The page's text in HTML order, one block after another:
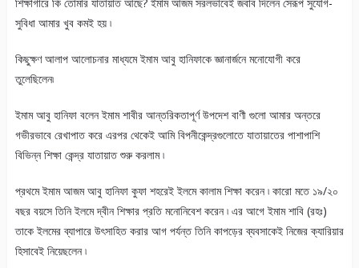
সুবিধা আমার খুব কমই হয় ৷
কিছুক্ষণ আলাপ আলোচনার মাধ্যমে ইমাম আবু হানিফাকে জ্ঞানার্জনে মনোযোগী করে
তুলেছিলেন৷
ইমাম আবু হানিফা বলেন ইমাম শাবীর আন্তরিকতাপূর্ণ উপদেশ বাণী গুলো আমার অন্তরে
গভীরভাবে রেখাপাত করে এরপর থেকেই আমি বিপনীকেন্দ্রগুলোতে যাতায়াতের পাশাপাশি
বিভিন্ন শিক্ষা কেন্দ্র যাতায়াত শুরু করলাম ৷
প্রথমে ইমাম আজম আবু হানিফা কুফা শহরেই ইলমে কালাম শিক্ষা করেন ৷ কারো মতে ১৯/২০
বছর বয়সে তিনি ইলমে দ্বীন শিক্ষার প্রতি মনোনিবেশ করেন ৷ এর আগে ইমাম শাবি (রহঃ)
তাকে ইলমের ব্যাপারে উৎসাহিত করার আগ পর্যন্ত তিনি কাপড়ের ব্যবসাকেই নিজের ক্যারিয়ার
হিসাবেই নিয়েছলেন ৷